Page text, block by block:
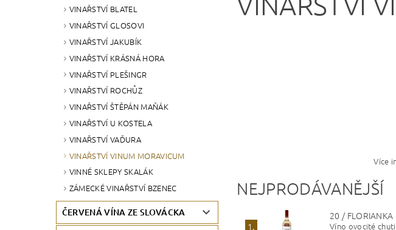
VINAŘSTVÍ BLATEL
VINAŘSTVÍ GLOSOVI
VINAŘSTVÍ JAKUBÍK
VINAŘSTVÍ KRÁSNÁ HORA
VINAŘSTVÍ PLEŠINGR
VINAŘSTVÍ ROCHŮZ
VINAŘSTVÍ ŠTĚPÁN MAŇÁK
VINAŘSTVÍ U KOSTELA
VINAŘSTVÍ VAĎURA
VINAŘSTVÍ VINUM MORAVICUM
VINNÉ SKLEPY SKALÁK
ZÁMECKÉ VINAŘSTVÍ BZENEC
ČERVENÁ VÍNA ZE SLOVÁCKA
Více
NEJPRODÁVANĚJŠÍ
1.
20 /
Víno ovocité chuti